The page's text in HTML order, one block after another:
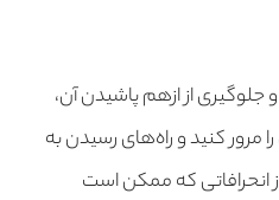
از ازهم پاشیدن آن،
مرور کنید و راه‌های رسیدن به
انحرافاتی که ممکن است